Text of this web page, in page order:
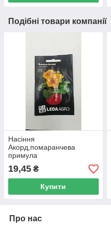
Подібні товари компанії
Насіння
Акорд,помаранчева
примула
19,45 ₴
Купити
Про нас